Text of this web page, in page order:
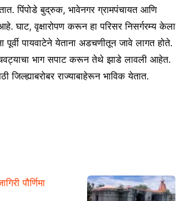
पिंपोडे बुद्रुक, भावेनगर ग्रामपंचायत आणि
आहे. घाट, वृक्षारोपण करून हा परिसर निसर्गरम्य केला
पायवाटेने येताना अडचणीतून जावे लागत होते.
भाग सपाट करून तेथे झाडे लावली आहेत.
राज्याबाहेरून भाविक येतात.